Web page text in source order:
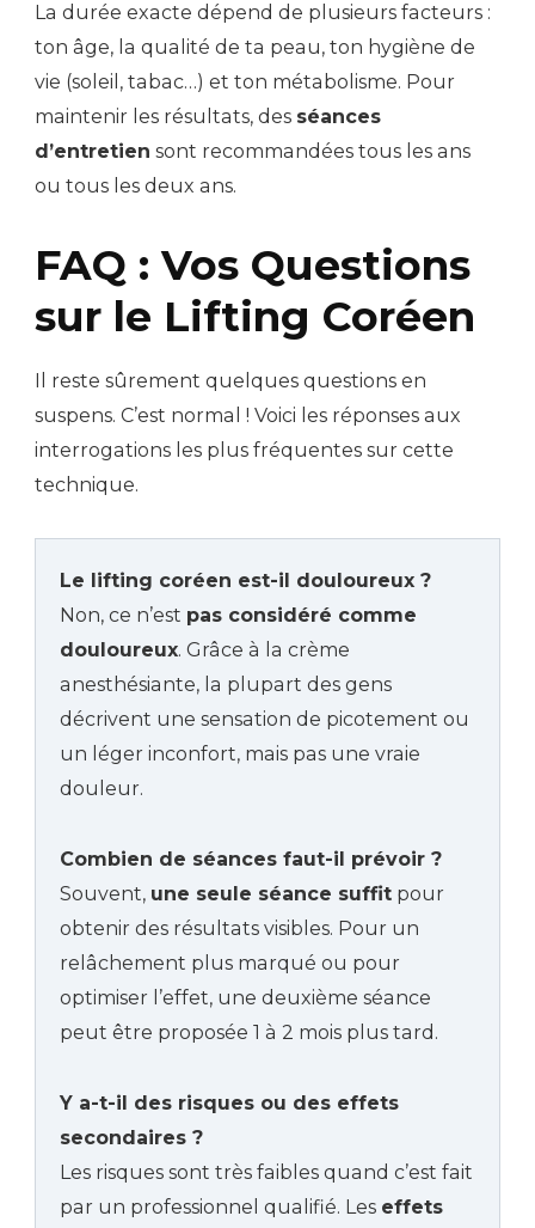
La durée exacte dépend de plusieurs facteurs :
ton âge, la qualité de ta peau, ton hygiène de
vie (soleil, tabac…) et ton métabolisme. Pour
maintenir les résultats, des séances
d’entretien sont recommandées tous les ans
ou tous les deux ans.
FAQ : Vos Questions
sur le Lifting Coréen
Il reste sûrement quelques questions en
suspens. C’est normal ! Voici les réponses aux
interrogations les plus fréquentes sur cette
technique.
Le lifting coréen est-il douloureux ?
Non, ce n’est pas considéré comme
douloureux. Grâce à la crème
anesthésiante, la plupart des gens
décrivent une sensation de picotement ou
un léger inconfort, mais pas une vraie
douleur.
Combien de séances faut-il prévoir ?
Souvent, une seule séance suffit pour
obtenir des résultats visibles. Pour un
relâchement plus marqué ou pour
optimiser l’effet, une deuxième séance
peut être proposée 1 à 2 mois plus tard.
Y a-t-il des risques ou des effets
secondaires ?
Les risques sont très faibles quand c’est fait
par un professionnel qualifié. Les effets